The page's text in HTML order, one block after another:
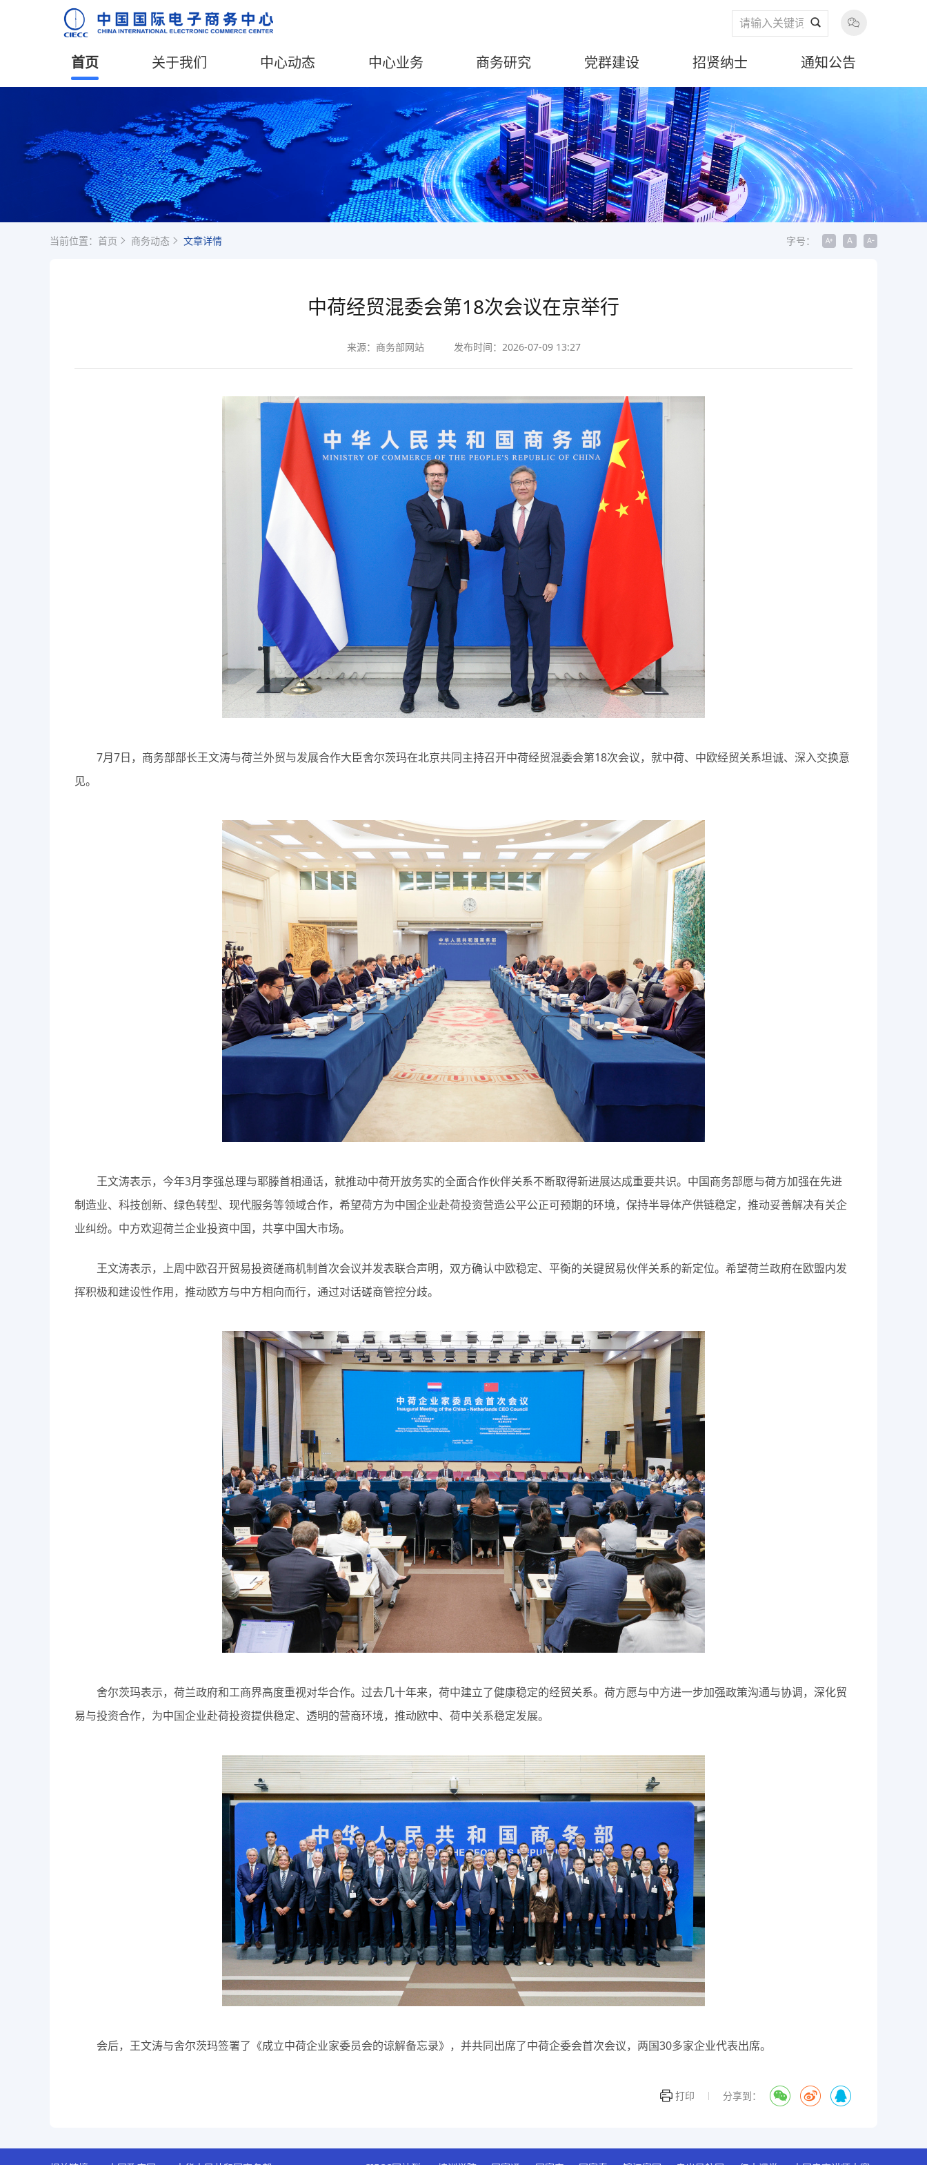
首页 关于我们 中心动态 中心业务 商务研究 党群建设 招贤纳士 通知公告
当前位置： 首页 商务动态 文章详情 字号：
中荷经贸混委会第18次会议在京举行
来源： 商务部网站 发布时间： 2026-07-09 13:27
7月7日，商务部部长王文涛与荷兰外贸与发展合作大臣舍尔茨玛在北京共同主持召开中荷经贸混委会第18次会议，就中荷、中欧经贸关系坦诚、深入交换意
见。
王文涛表示，今年3月李强总理与耶滕首相通话，就推动中荷开放务实的全面合作伙伴关系不断取得新进展达成重要共识。中国商务部愿与荷方加强在先进
制造业、科技创新、绿色转型、现代服务等领域合作，希望荷方为中国企业赴荷投资营造公平公正可预期的环境，保持半导体产供链稳定，推动妥善解决有关企
业纠纷。中方欢迎荷兰企业投资中国，共享中国大市场。
王文涛表示，上周中欧召开贸易投资磋商机制首次会议并发表联合声明，双方确认中欧稳定、平衡的关键贸易伙伴关系的新定位。希望荷兰政府在欧盟内发
挥积极和建设性作用，推动欧方与中方相向而行，通过对话磋商管控分歧。
舍尔茨玛表示，荷兰政府和工商界高度重视对华合作。过去几十年来，荷中建立了健康稳定的经贸关系。荷方愿与中方进一步加强政策沟通与协调，深化贸
易与投资合作，为中国企业赴荷投资提供稳定、透明的营商环境，推动欧中、荷中关系稳定发展。
会后，王文涛与舍尔茨玛签署了《成立中荷企业家委员会的谅解备忘录》，并共同出席了中荷企委会首次会议，两国30多家企业代表出席。
打印 分享到：